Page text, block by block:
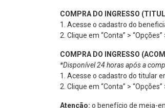
COMPRA DO INGRESSO
1. Acesse o cadastro do
2. Clique em “Conta” >
COMPRA DO INGRESSO
*Disponível 24 horas após a
1. Acesse o cadastro do titular
2. Clique em “Conta” >
Atenção: o benefício de meia-